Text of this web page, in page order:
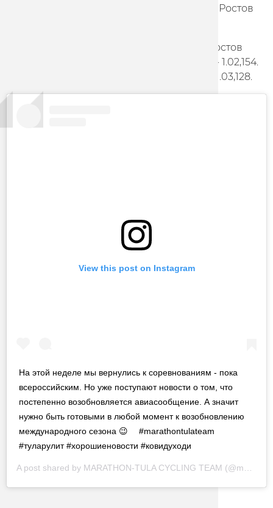
остановился в шаге от победы в спринте, Ростов
В заключительный день соревнований Ростов
одержал победу в гите на 1000 м с места - 1.02,154.
Второе место занял Дмитрий Нестеров - 1.03,128.
View this post on Instagram
На этой неделе мы вернулись к соревнованиям - пока
всероссийским. Но уже поступают новости о том, что
постепенно возобновляется авиасообщение. А значит
нужно быть готовыми в любой момент к возобновлению
международного сезона 😉 ⠀ #marathontulateam
#туларулит #хорошиеновости #ковидуходи
A post shared by MARATHON-TULA CYCLING TEAM (@marathontulateam) on